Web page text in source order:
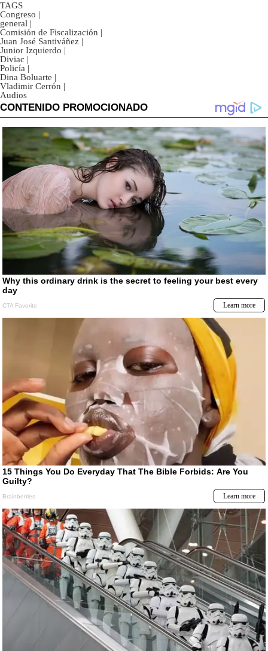
TAGS
Congreso |
general |
Comisión de Fiscalización |
Juan José Santiváñez |
Junior Izquierdo |
Diviac |
Policía |
Dina Boluarte |
Vladimir Cerrón |
Audios